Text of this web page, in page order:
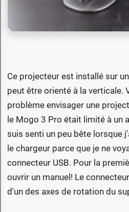
Ce projecteur est installé sur
peut être orienté à la verticale.
problème envisager une
le Mogo 3 Pro était limité à un
suis senti un peu bête lorsque
le chargeur parce que je ne
connecteur USB. Pour la
ouvrir un manuel! Le
d'un des axes de rotation du